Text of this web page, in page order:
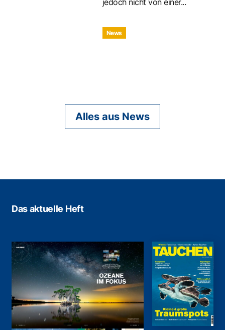
News
Alles aus News
Das aktuelle Heft